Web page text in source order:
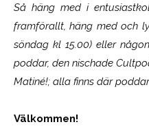
Så häng med i
framförallt, häng med och
söndag kl 15.00) eller
poddar, den nischade
Matiné!; alla finns där
Välkommen!